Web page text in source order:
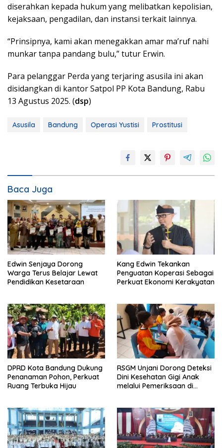
diserahkan kepada hukum yang melibatkan kepolisian,
kejaksaan, pengadilan, dan instansi terkait lainnya.
“Prinsipnya, kami akan menegakkan amar ma’ruf nahi
munkar tanpa pandang bulu,” tutur Erwin.
Para pelanggar Perda yang terjaring asusila ini akan
disidangkan di kantor Satpol PP Kota Bandung, Rabu
13 Agustus 2025. (dsp)
Asusila Bandung Operasi Yustisi Prostitusi
Baca Juga
Edwin Senjaya Dorong
Warga Terus Belajar Lewat
Pendidikan Kesetaraan
Kang Edwin Tekankan
Penguatan Koperasi Sebagai
Perkuat Ekonomi Kerakyatan
DPRD Kota Bandung Dukung
Penanaman Pohon, Perkuat
Ruang Terbuka Hijau
RSGM Unjani Dorong Deteksi
Dini Kesehatan Gigi Anak
melalui Pemeriksaan di